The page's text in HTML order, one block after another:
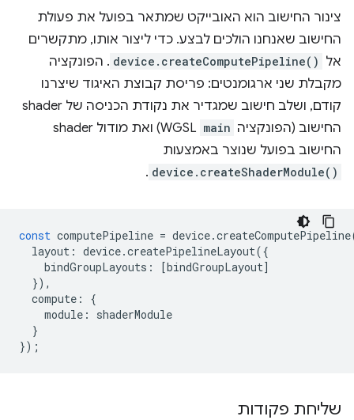
צינור החישוב הוא האובייקט שמתאר בפועל את פעולת
החישוב שאנחנו הולכים לבצע. כדי ליצור אותו, מתקשרים
אל device.createComputePipeline() . הפונקציה
מקבלת שני ארגומנטים: פריסת קבוצת האיגוד שיצרנו
קודם, ושלב חישוב שמגדיר את נקודת הכניסה של shader
החישוב (הפונקציה main
WGSL) ואת מודול shader
החישוב בפועל שנוצר באמצעות
device.createShaderModule()
.
const computePipeline = device.createComputePipeline
layout : device.createPipelineLayout({
bindGroupLayouts : [bindGroupLayout]
}),
compute :
{
module :
shaderModule
}
});
שליחת פקודות